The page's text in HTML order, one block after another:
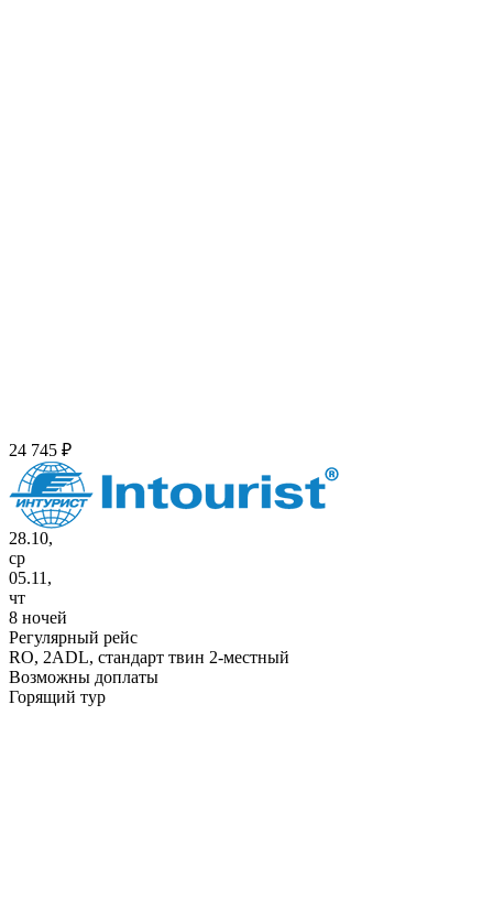
24 745 ₽
28.10,
ср
05.11,
чт
8 ночей
Регулярный рейс
RO, 2ADL, стандарт твин 2-местный
Возможны доплаты
Горящий тур